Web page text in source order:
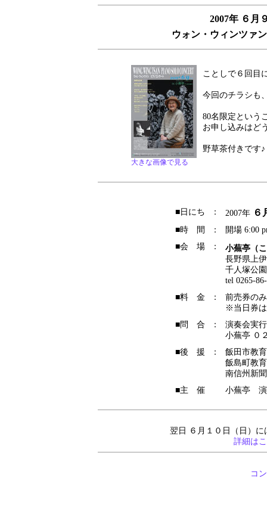
2007年 ６月
ウォン・ウィンツァ
ことしで６回目
今回のチラシも
80名限定という
お申し込みはど
野草茶付きです♪
大きな画像で見る
■日にち ： 2007年 ６
■時 間 ：
開場 6:00
■会 場
：
小蕪亭（
長野県上
千人塚公
tel 0265-
■料 金
：
前売券の
※当日券
■問 合
：
演奏会実
小蕪亭 ０
■後 援
：
飯田市教
飯島町教
南信州新
■主 催
小蕪亭 演
翌日 ６月１０日（日）
詳細は
コ